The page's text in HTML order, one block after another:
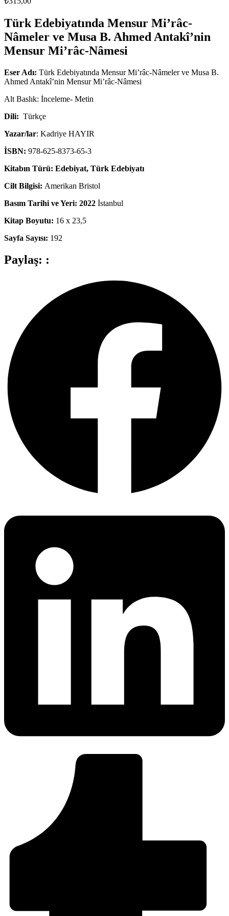
Türk Edebiyatında Mensur Mi’râc-
Nâmeler ve Musa B. Ahmed Antakî’nin
Mensur Mi’râc-Nâmesi
Eser Adı: Türk Edebiyatında Mensur Mi’râc-Nâmeler ve Musa B.
Ahmed Antakî’nin Mensur Mi’râc-Nâmesi
Alt Baslık: İnceleme- Metin
Dili: Türkçe
Yazar/lar: Kadriye HAYIR
İSBN: 978-625-8373-65-3
Kitabın Türü: Edebiyat, Türk Edebiyatı
Cilt Bilgisi: Amerikan Bristol
Basım Tarihi ve Yeri: 2022 İstanbul
Kitap Boyutu: 16 x 23,5
Sayfa Sayısı: 192
Paylaş: :